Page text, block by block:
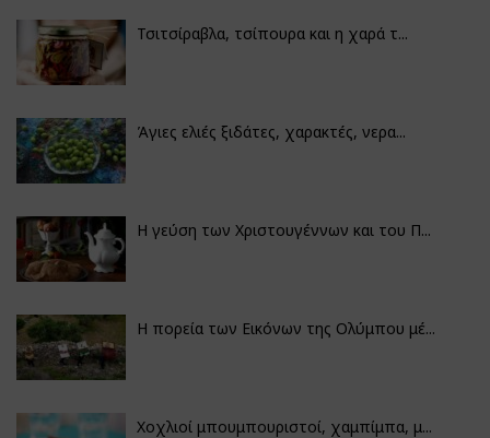
Τσιτσίραβλα, τσίπουρα και η χαρά τ...
Άγιες ελιές ξιδάτες, χαρακτές, νερα...
Η γεύση των Χριστουγέννων και του Π...
Η πορεία των Εικόνων της Ολύμπου μέ...
Χοχλιοί μπουμπουριστοί, χαμπίμπα, μ...